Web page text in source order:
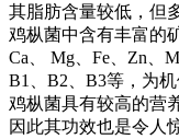
其脂肪含量较低，但
鸡枞菌中含有丰富的
Ca、 Mg、Fe、Zn、
B1、B2、B3等，为
鸡枞菌具有较高的营
因此其功效也是令人